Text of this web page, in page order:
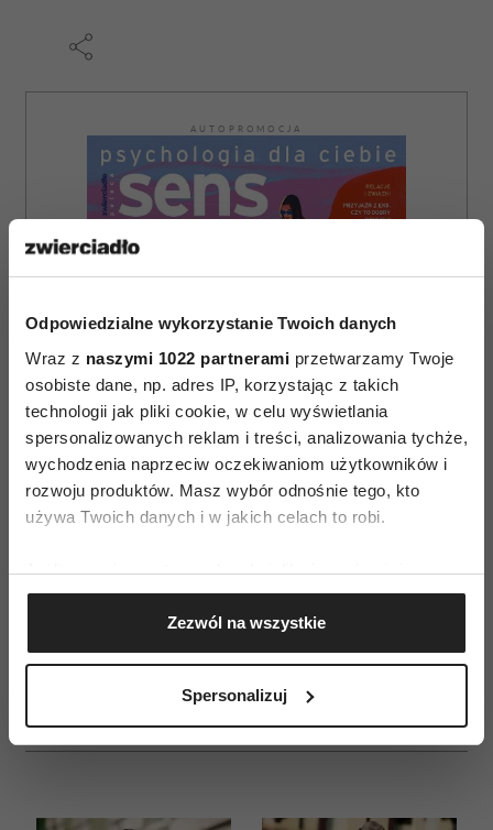
Odpowiedzialne wykorzystanie Twoich danych
Wraz z naszymi 1022 partnerami przetwarzamy Twoje
osobiste dane, np. adres IP, korzystając z takich
technologii jak pliki cookie, w celu wyświetlania
spersonalizowanych reklam i treści, analizowania tychże,
wychodzenia naprzeciw oczekiwaniom użytkowników i
rozwoju produktów. Masz wybór odnośnie tego, kto
używa Twoich danych i w jakich celach to robi.
Jeśli wyrazisz na to zgodę, chcielibyśmy również:
Gromadzić dane dotyczące Twojej lokalizacji
geograficznej z dokładnością nawet do kilku metrów
Identyfikować Twoje urządzenie, aktywnie
(fingerprinting, czyli wirtualny odcisk palca)
zmienić lub wycofać swoją zgodę w dowolnej chwili.
Zezwól na wszystkie
Spersonalizuj
AUTOPROMOCJA
ZAMÓW
E-WYDANIE